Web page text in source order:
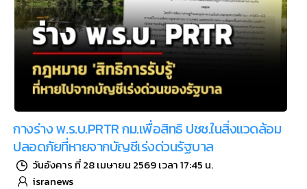
กางร่าง พ.ร.บ.PRTR กม.เพื่อสิทธิ ปชช.ในสิ่งแวดล้อม
ปลอดภัยที่หายจากบัญชีเร่งด่วนรัฐบาล
วันอังคาร ที่ 28 เมษายน 2569 เวลา 17:45 น.
isranews